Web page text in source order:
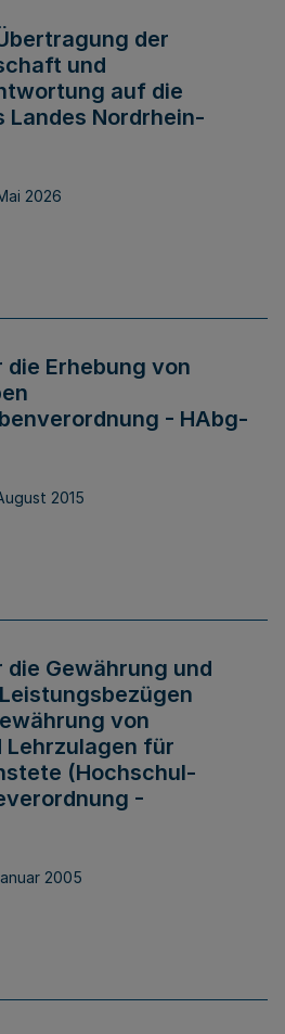
der
und
auf die
Landes Nordrhein-
2026
Erhebung von
- HAbg-
2015
Gewährung und
von
Lehrzulagen für
(Hochschul-
-
2005